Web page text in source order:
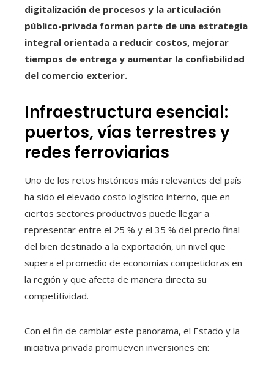
digitalización de procesos y la articulación
público-privada forman parte de una estrategia
integral orientada a reducir costos, mejorar
tiempos de entrega y aumentar la confiabilidad
del comercio exterior.
Infraestructura esencial:
puertos, vías terrestres y
redes ferroviarias
Uno de los retos históricos más relevantes del país
ha sido el elevado costo logístico interno, que en
ciertos sectores productivos puede llegar a
representar entre el 25 % y el 35 % del precio final
del bien destinado a la exportación, un nivel que
supera el promedio de economías competidoras en
la región y que afecta de manera directa su
competitividad.
Con el fin de cambiar este panorama, el Estado y la
iniciativa privada promueven inversiones en: